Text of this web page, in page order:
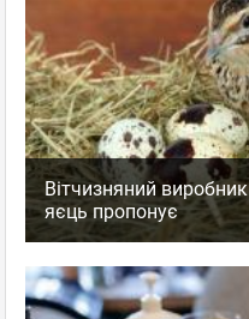
Вітчизняний
яєць пропонує